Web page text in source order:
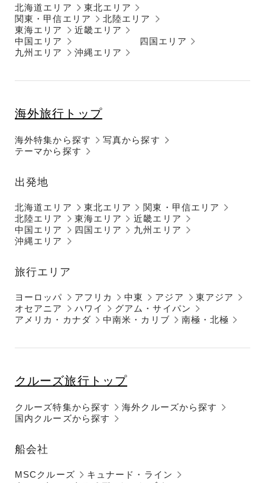
北海道エリア
東北エリア
関東・甲信エリア
北陸エリア
東海エリア
近畿エリア
中国エリア
四国エリア
九州エリア
沖縄エリア
海外旅行トップ
海外特集から探す
テーマから探す
写真から探す
出発地
北海道エリア 東北エリア
関東・甲信エリア
北陸エリア
東海エリア
近畿エリア
中国エリア
四国エリア
九州エリア
沖縄エリア
旅行エリア
ヨーロッパ アフリカ 中東 アジア
東アジア
オセアニア
ハワイ
グアム・サイパン
アメリカ・カナダ
中南米・カリブ 南極・北極
クルーズ旅行トップ
クルーズ特集から探す
国内クルーズから探す
海外クルーズから探す
船会社
MSCクルーズ
キュナード・ライン